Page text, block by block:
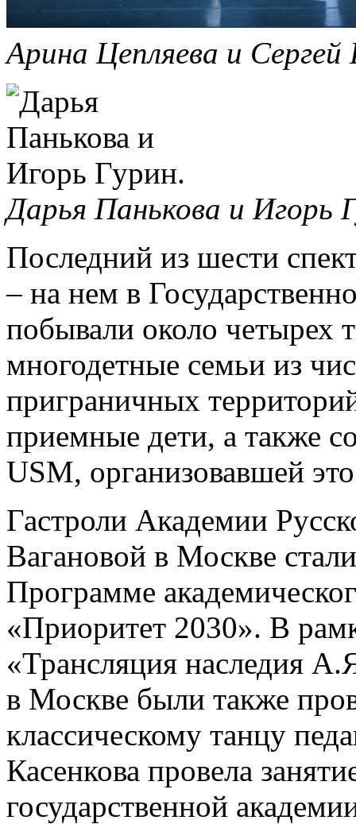
Арина Цепляева и
Дарья Панькова и Игорь
Последний из шести
– на нем в
побывали около четырех
многодетные семьи из
приграничных
приемные дети, а также
USM, организовавшей
Гастроли Академии
Вагановой в Москве
Программе
«Приоритет 2030». В
«Трансляция наследия
в Москве были также
классическому танцу
Касенкова провела
государственной